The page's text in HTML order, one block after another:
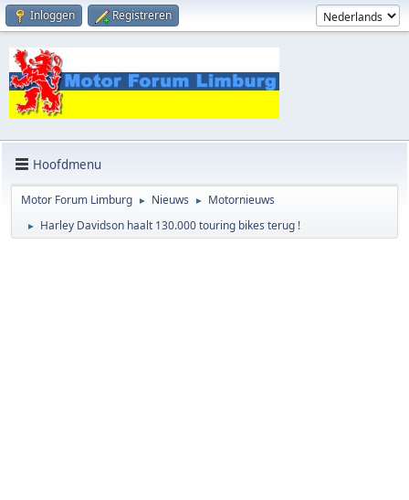
Inloggen Registreren
Hoofdmenu
Motor Forum Limburg ► Nieuws ► Motornieuws
► Harley Davidson haalt 130.000 touring bikes terug !